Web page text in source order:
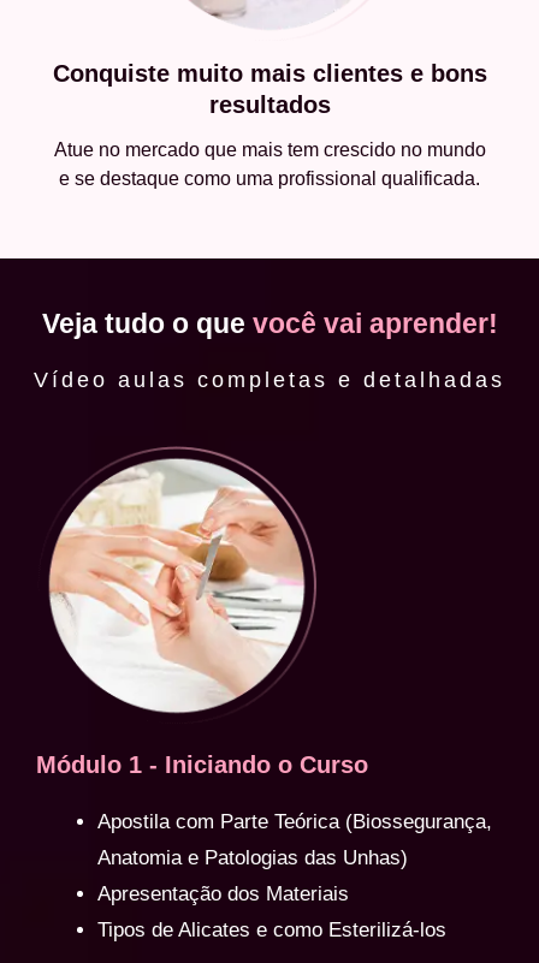
Conquiste muito mais clientes e bons
resultados
Atue no mercado que mais tem crescido no mundo
e se destaque como uma profissional qualificada.
Veja tudo o que você vai aprender!
Vídeo aulas completas e detalhadas
Módulo 1 - Iniciando o Curso
Apostila com Parte Teórica (Biossegurança,
Anatomia e Patologias das Unhas)
Apresentação dos Materiais
Tipos de Alicates e como Esterilizá-los